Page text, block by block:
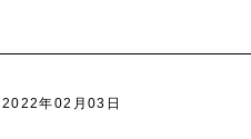
2022年02月03日